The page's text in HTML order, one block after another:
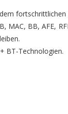
fortschrittlichen
BB, AFE,
BT-Technologien.